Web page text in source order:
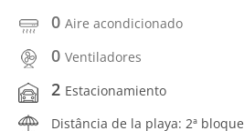
0 Aire acondicionado
0 Ventiladores
2 Estacionamiento
Distância de la playa: 2ª bloque